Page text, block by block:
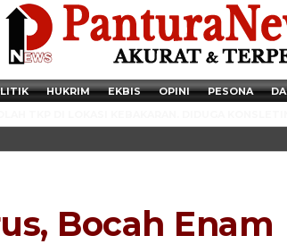
HUKRIM EKBIS OPINI PESONA
Bocah Enam